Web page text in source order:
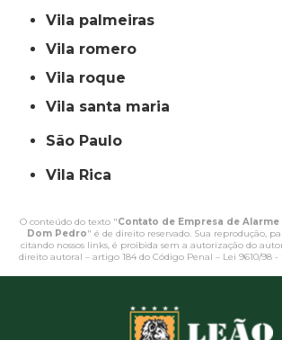
vila palmeiras
vila romero
vila roque
vila santa maria
São Paulo
Vila Rica
O conteúdo do texto "Contato de Empresa de
Dom Pedro" é de direito reservado. Sua reprodução,
citando nossos links, é proibida sem a autorização do
direito autoral – artigo 184 do Código Penal – Lei 9610/98